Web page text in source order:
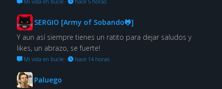
SERGIO [Army of Sobando🐸]
Y aun así siempre tienes un ratito para dejar saludos y
likes, un abrazo, se fuerte!
Mi vida en bucle· hace 14 horas
Paluego